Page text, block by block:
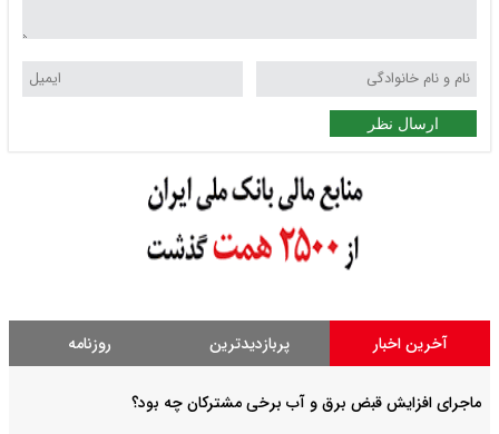
ارسال نظر
آخرین اخبار پربازدیدترین روزنامه
ماجرای افزایش قبض برق و آب برخی مشترکان چه بود؟